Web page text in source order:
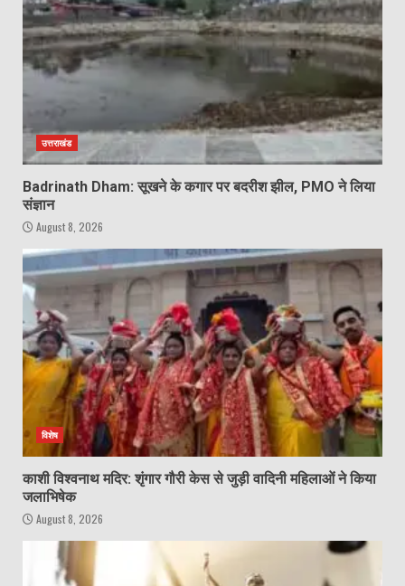
उत्तराखंड
Badrinath Dham: सूखने के कगार पर बदरीश झील, PMO ने लिया
संज्ञान
August 8, 2026
विशेष
काशी विश्वनाथ मदिर: शृंगार गौरी केस से जुड़ी वादिनी महिलाओं ने किया
जलाभिषेक
August 8, 2026